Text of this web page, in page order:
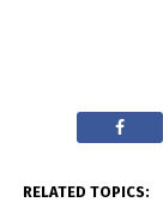
RELATED TOPICS: